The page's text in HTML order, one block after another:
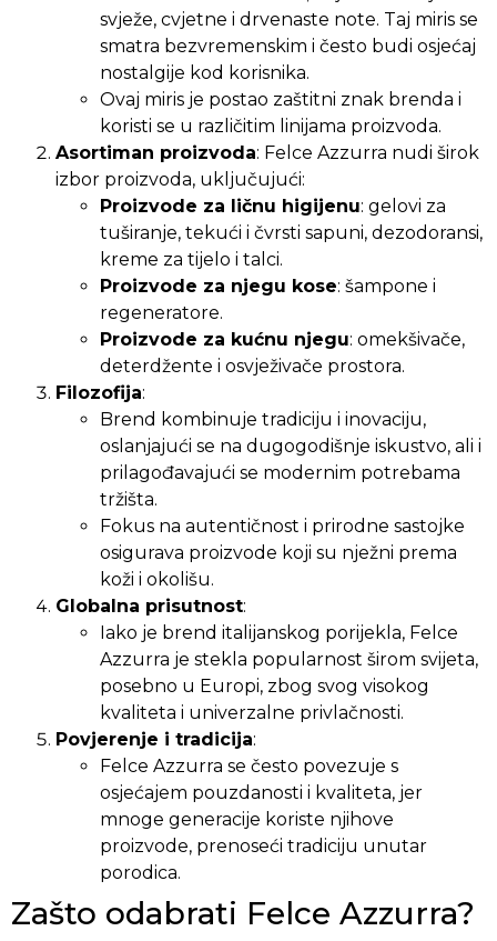
svježe, cvjetne i drvenaste note. Taj miris se
smatra bezvremenskim i često budi osjećaj
nostalgije kod korisnika.
Ovaj miris je postao zaštitni znak brenda i
koristi se u različitim linijama proizvoda.
Asortiman proizvoda: Felce Azzurra nudi širok
izbor proizvoda, uključujući:
Proizvode za ličnu higijenu: gelovi za
tuširanje, tekući i čvrsti sapuni, dezodoransi,
kreme za tijelo i talci.
Proizvode za njegu kose: šampone i
regeneratore.
Proizvode za kućnu njegu: omekšivače,
deterdžente i osvježivače prostora.
Filozofija:
Brend kombinuje tradiciju i inovaciju,
oslanjajući se na dugogodišnje iskustvo, ali i
prilagođavajući se modernim potrebama
tržišta.
Fokus na autentičnost i prirodne sastojke
osigurava proizvode koji su nježni prema
koži i okolišu.
Globalna prisutnost:
Iako je brend italijanskog porijekla, Felce
Azzurra je stekla popularnost širom svijeta,
posebno u Europi, zbog svog visokog
kvaliteta i univerzalne privlačnosti.
Povjerenje i tradicija:
Felce Azzurra se često povezuje s
osjećajem pouzdanosti i kvaliteta, jer
mnoge generacije koriste njihove
proizvode, prenoseći tradiciju unutar
porodica.
Zašto odabrati Felce Azzurra?